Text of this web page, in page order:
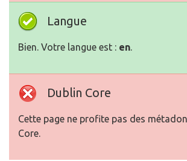
Langue
Bien. Votre langue est : en.
Dublin Core
Cette page ne profite pas des
Core.